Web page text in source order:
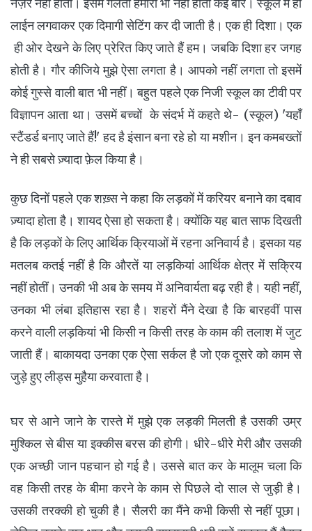
लाईन लगवाकर एक दिमागी सेटिंग कर दी जाती है। एक ही दिशा। एक
ही ओर देखने के लिए प्रेरित किए जाते हैं हम। जबकि दिशा हर जगह
होती है। गौर कीजिये मुझे ऐसा लगता है। आपको नहीं लगता तो इसमें
कोई गुस्से वाली बात भी नहीं। बहुत पहले एक निजी स्कूल का टीवी पर
विज्ञापन आता था। उसमें बच्चों के संदर्भ में कहते थे- (स्कूल) 'यहाँ
स्टैंडर्ड बनाए जाते हैं!' हद है इंसान बना रहे हो या मशीन। इन कमबख्तों
ने ही सबसे ज़्यादा फ़ेल किया है।
कुछ दिनों पहले एक शख़्स ने कहा कि लड़कों में करियर बनाने का दबाव
ज़्यादा होता है। शायद ऐसा हो सकता है। क्योंकि यह बात साफ दिखती
है कि लड़कों के लिए आर्थिक क्रियाओं में रहना अनिवार्य है। इसका यह
मतलब कतई नहीं है कि औरतें या लड़कियां आर्थिक क्षेत्र में सक्रिय
नहीं होतीं। उनकी भी अब के समय में अनिवार्यता बढ़ रही है। यही नहीं,
उनका भी लंबा इतिहास रहा है। शहरों मैंने देखा है कि बारहवीं पास
करने वाली लड़कियां भी किसी न किसी तरह के काम की तलाश में जुट
जाती हैं। बाकायदा उनका एक ऐसा सर्कल है जो एक दूसरे को काम से
जुड़े हुए लीड्स मुहैया करवाता है।
घर से आने जाने के रास्ते में मुझे एक लड़की मिलती है उसकी उम्र
मुश्किल से बीस या इक्कीस बरस की होगी। धीरे-धीरे मेरी और उसकी
एक अच्छी जान पहचान हो गई है। उससे बात कर के मालूम चला कि
वह किसी तरह के बीमा करने के काम से पिछले दो साल से जुड़ी है।
उसकी तरक्की हो चुकी है। सैलरी का मैंने कभी किसी से नहीं पूछा।